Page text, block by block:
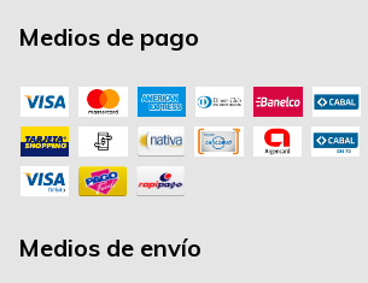
Medios de pago
Medios de envío